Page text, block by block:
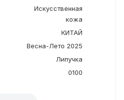
Искусственная
кожа
КИТАЙ
Весна-Лето 2025
Липучка
0100